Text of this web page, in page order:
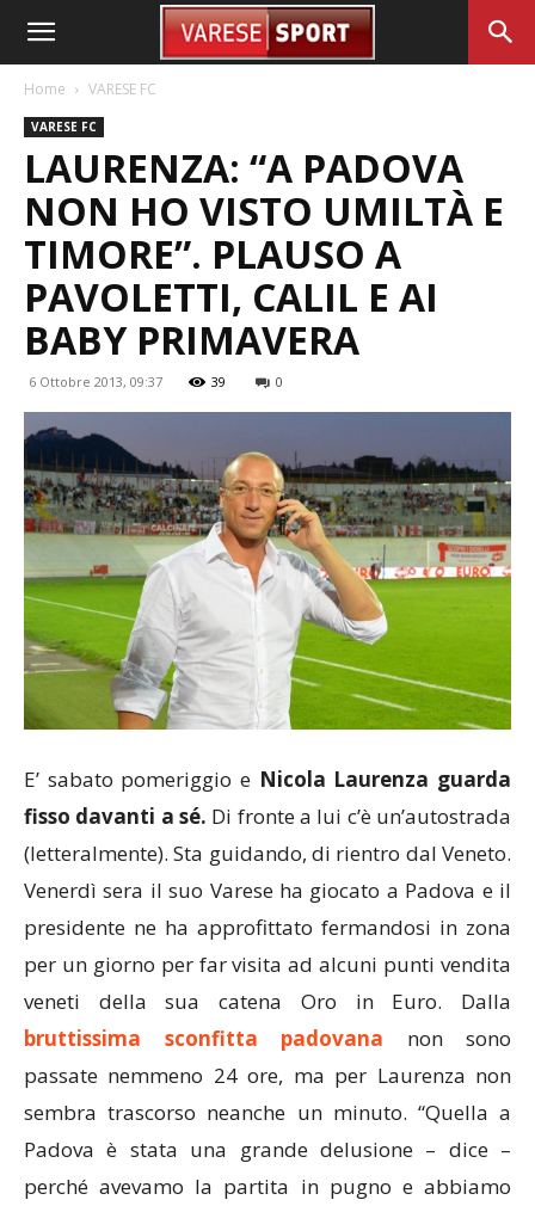
Home VARESE FC
VARESE FC
LAURENZA: “A PADOVA
NON HO VISTO UMILTÀ E
TIMORE”. PLAUSO A
PAVOLETTI, CALIL E AI
BABY PRIMAVERA
6 Ottobre 2013, 09:37 39 0
E’ sabato pomeriggio e Nicola Laurenza guarda
fisso davanti a sé. Di fronte a lui c’è un’autostrada
(letteralmente). Sta guidando, di rientro dal Veneto.
Venerdì sera il suo Varese ha giocato a Padova e il
presidente ne ha approfittato fermandosi in zona
per un giorno per far visita ad alcuni punti vendita
veneti della sua catena Oro in Euro. Dalla
bruttissima sconfitta padovana non sono
passate nemmeno 24 ore, ma per Laurenza non
sembra trascorso neanche un minuto. “Quella a
Padova è stata una grande delusione – dice –
perché avevamo la partita in pugno e abbiamo